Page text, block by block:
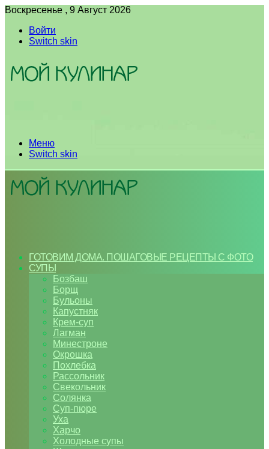
Воскресенье , 9 Август 2026
Войти
Switch skin
Меню
Switch skin
ГОТОВИМ ДОМА. ПОШАГОВЫЕ РЕЦЕПТЫ С ФОТО
СУПЫ
Бозбаш
Борщ
Бульоны
Капустняк
Крем-суп
Лагман
Минестроне
Окрошка
Похлебка
Рассольник
Свекольник
Солянка
Суп-пюре
Уха
Харчо
Холодные супы